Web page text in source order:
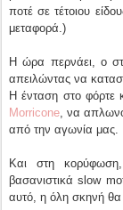
ποτέ σε τέτοιου
μεταφορά.)
Η ώρα περνάει, ο
απειλώντας να
Η ένταση στο φόρτε
Morricone, να
από την αγωνία μας.
Και στη
βασανιστικά slow
αυτό, η όλη σκηνή θα